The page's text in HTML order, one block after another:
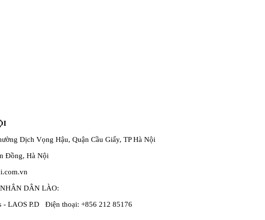
Dịch Vọng Hậu, Quận Cầu Giấy, TP Hà Nội
Đồng, Hà Nội
DÂN LÀO:
- LAOS P.D Điện thoại: +856 212 85176